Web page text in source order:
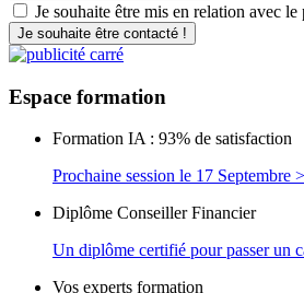
Je souhaite être mis en relation avec le
Je souhaite être contacté !
Espace formation
Formation IA : 93% de satisfaction
Prochaine session le 17 Septembre >
Diplôme Conseiller Financier
Un diplôme certifié pour passer un
Vos experts formation